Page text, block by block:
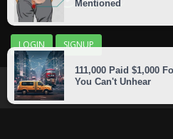
LOGIN SIGNUP